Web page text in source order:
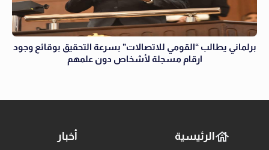
برلماني يطالب “القومي للاتصالات” بسرعة التحقيق بوقائع وجود
ارقام مسجلة لأشخاص دون علمهم
الرئيسية أخبار